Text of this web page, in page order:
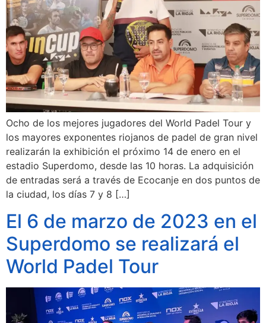
Ocho de los mejores jugadores del World Padel Tour y
los mayores exponentes riojanos de padel de gran nivel
realizarán la exhibición el próximo 14 de enero en el
estadio Superdomo, desde las 10 horas. La adquisición
de entradas será a través de Ecocanje en dos puntos de
la ciudad, los días 7 y 8 […]
El 6 de marzo de 2023 en el
Superdomo se realizará el
World Padel Tour